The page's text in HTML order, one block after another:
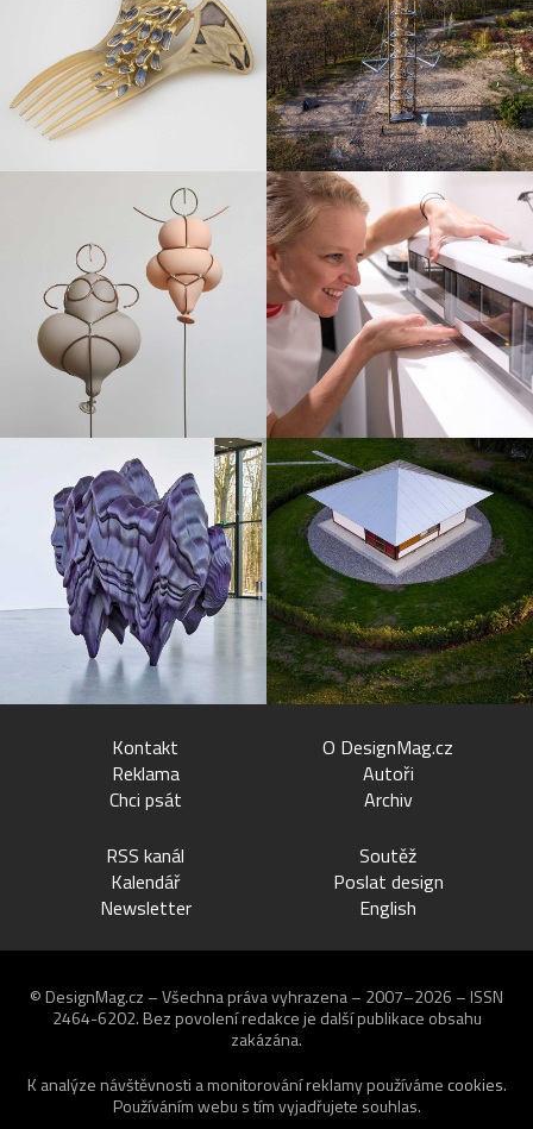
Kontakt
Reklama
Chci psát
O DesignMag.cz
Autoři
Archiv
RSS kanál
Kalendář
Newsletter
Soutěž
Poslat design
English
© DesignMag.cz – Všechna práva vyhrazena – 2007–2026 – ISSN
2464-6202. Bez povolení redakce je další publikace obsahu
zakázána.
K analýze návštěvnosti a monitorování reklamy používáme cookies.
Používáním webu s tím vyjadřujete souhlas.